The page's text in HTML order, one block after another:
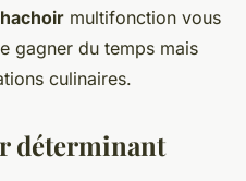
hachoir multifonction vous
gagner du temps mais
culinaires.
déterminant